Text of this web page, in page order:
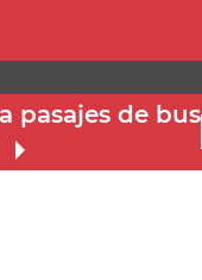
pasajes de bus